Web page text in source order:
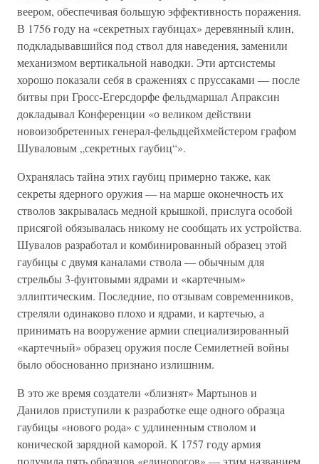
веером, обеспечивая большую эффективность поражения.
В 1756 году на «секретных гаубицах» деревянный клин,
подкладывавшийся под ствол для наведения, заменили
механизмом вертикальной наводки. Эти артсистемы
хорошо показали себя в сражениях с пруссаками — после
битвы при Гросс-Егерсдорфе фельдмаршал Апраксин
докладывал Конференции «о великом действии
новоизобретенных генерал-фельдцейхмейстером графом
Шуваловым „секретных гаубиц“».
Охранялась тайна этих гаубиц примерно также, как
секреты ядерного оружия — на марше оконечность их
стволов закрывалась медной крышкой, прислуга особой
присягой обязывалась никому не сообщать их устройства.
Шувалов разработал и комбинированный образец этой
гаубицы с двумя каналами ствола — обычным для
стрельбы 3-фунтовыми ядрами и «картечным»
эллиптическим. Последние, по отзывам современников,
стреляли одинаково плохо и ядрами, и картечью, а
принимать на вооружение армии специализированный
«картечный» образец оружия после Семилетней войны
было обоснованно признано излишним.
В это же время создатели «близнят» Мартынов и
Данилов приступили к разработке еще одного образца
гаубицы «нового рода» с удлиненным стволом и
конической зарядной каморой. К 1757 году армия